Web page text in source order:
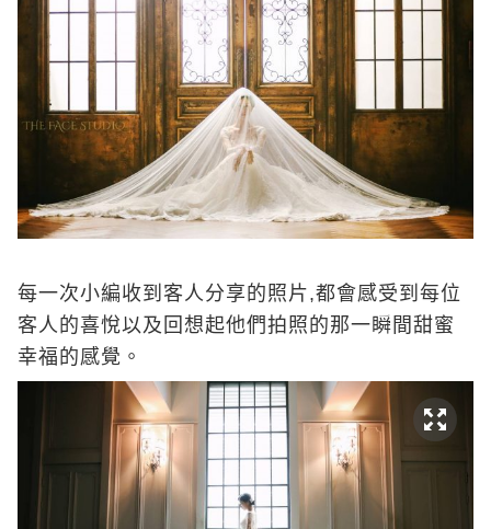
每一次小編收到客人分享的照片,都會感受到每位
客人的喜悅以及回想起他們拍照的那一瞬間甜蜜
幸福的感覺。